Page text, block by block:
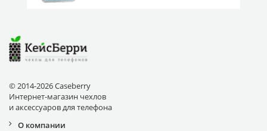
© 2014-2026 Caseberry
Интернет-магазин чехлов
и аксессуаров для телефона
О компании